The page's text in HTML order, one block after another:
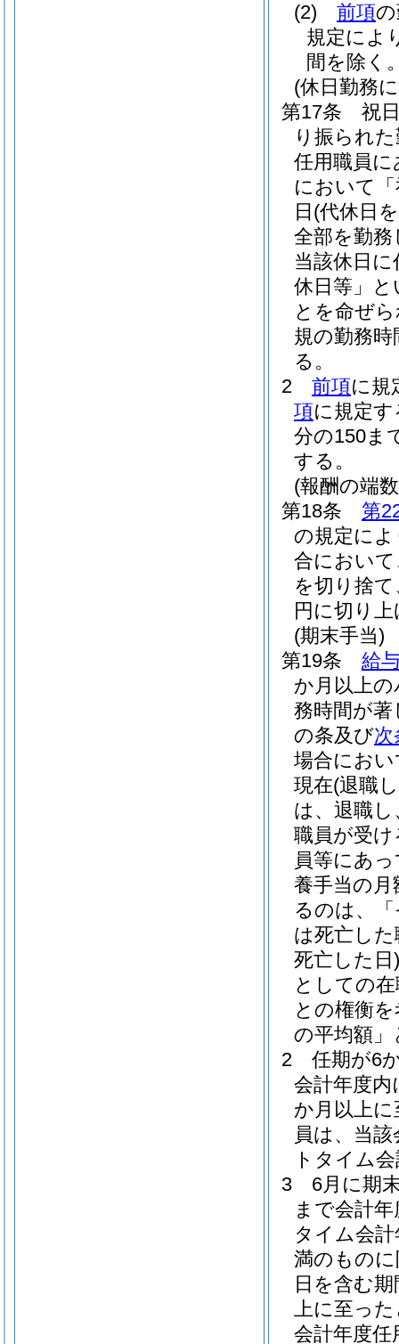
(2)
前項
規定によ
間を除く
(休日勤務
第17条
祝
り振られ
任用職員
において
日 (代休日
全部を勤
当該休日
休日等」と
とを命ぜ
規の勤務
る。
2
前項に規
項に規定
分の150ま
する。
(報酬の端
第18条
第
の規定に
合におい
を切り捨
円に切り
(期末手当)
第19条
給
か月以上
務時間が
の条及び次
場合におい
現在(退職
は、退職
職員が受
員等にあ
養手当の月
るのは、
は死亡し
死亡した日)
としての
との権衡
の平均額
2
任期が6
会計年度
か月以上
員は、当
トタイム
3
6月に期
まで会計
タイム会
満のもの
日を含む
上に至っ
会計年度